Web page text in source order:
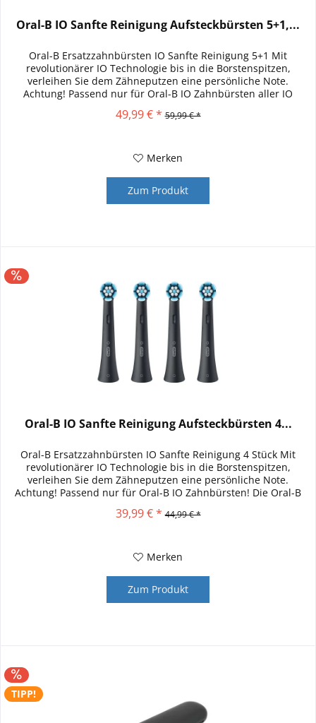
Oral-B IO Sanfte Reinigung Aufsteckbürsten 5+1,...
Oral-B Ersatzzahnbürsten IO Sanfte Reinigung 5+1 Mit
revolutionärer IO Technologie bis in die Borstenspitzen,
verleihen Sie dem Zähneputzen eine persönliche Note.
Achtung! Passend nur für Oral-B IO Zahnbürsten aller IO
49,99 € * 59,99 € *
Merken
Zum Produkt
Oral-B IO Sanfte Reinigung Aufsteckbürsten 4...
Oral-B Ersatzzahnbürsten IO Sanfte Reinigung 4 Stück Mit
revolutionärer IO Technologie bis in die Borstenspitzen,
verleihen Sie dem Zähneputzen eine persönliche Note.
Achtung! Passend nur für Oral-B IO Zahnbürsten! Die Oral-B
39,99 € * 44,99 € *
Merken
Zum Produkt
TIPP!